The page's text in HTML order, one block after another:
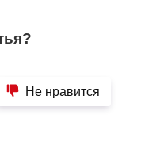
Не нравится